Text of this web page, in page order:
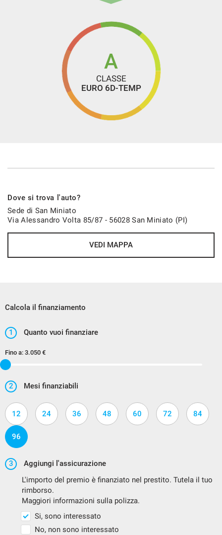
A
CLASSE
EURO 6D-TEMP
Dove si trova l'auto?
Sede di San Miniato
Via Alessandro Volta 85/87 - 56028 San Miniato (PI)
VEDI MAPPA
Calcola il finanziamento
1 Quanto vuoi finanziare
Fino a: 3.050 €
2 Mesi finanziabili
12 24 36 48 60 72 84
96
3
Aggiungi l'assicurazione
L'importo del premio è finanziato nel prestito. Tutela il tuo
rimborso.
Maggiori informazioni sulla polizza.
Si, sono interessato
No, non sono interessato